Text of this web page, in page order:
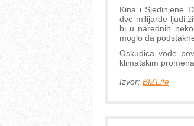
Kina i Sjedinjene
dve milijarde ljudi
bi u narednih
moglo da
Oskudica vode
klimatskim
Izvor: BIZLife